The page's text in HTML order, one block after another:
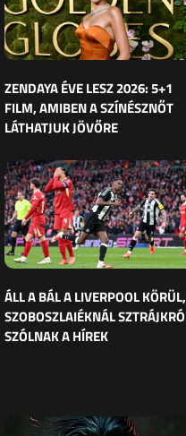
ZENDAYA ÉVE LESZ 2026: 5+1
FILM, AMIBEN A SZÍNÉSZNŐT
LÁTHATJUK JÖVŐRE
ÁLL A BÁL A LIVERPOOL KÖRÜL,
SZOBOSZLAIÉKNÁL
SZÓLNAK A HÍREK